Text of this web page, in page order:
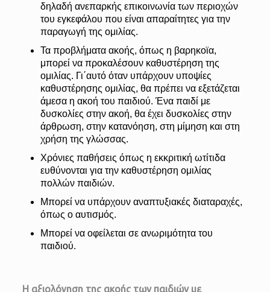
δηλαδή ανεπαρκής επικοινωνία των περιοχών
του εγκεφάλου που είναι απαραίτητες για την
παραγωγή της ομιλίας.
Τα προβλήματα ακοής, όπως η βαρηκοϊα,
μπορεί να προκαλέσουν καθυστέρηση της
ομιλίας. Γι΄αυτό όταν υπάρχουν υποψίες
καθυστέρησης ομιλίας, θα πρέπει να εξετάζεται
άμεσα η ακοή του παιδιού. Ένα παιδί με
δυσκολίες στην ακοή, θα έχει δυσκολίες στην
άρθρωση, στην κατανόηση, στη μίμηση και στη
χρήση της γλώσσας.
Χρόνιες παθήσεις όπως η εκκριτική ωτίτιδα
ευθύνονται για την καθυστέρηση ομιλίας
πολλών παιδιών.
Μπορεί να υπάρχουν αναπτυξιακές διαταραχές,
όπως ο αυτισμός.
Μπορεί να οφείλεται σε ανωριμότητα του
παιδιού.
Η αξιολόγηση της ακοής των παιδιών με